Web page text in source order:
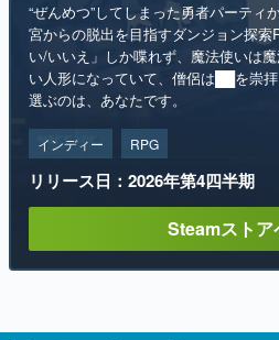
“ぜんめつ”してしまった勇者パーティ
宮からの脱出を目指すダンジョン探
い/いいえ」しか喋れず、魔法使いは
い人形になっていて、僧侶は██を崇
選ぶのは、あなたです。
インディー RPG
リリース日：2026年第4四半期
Steamストア